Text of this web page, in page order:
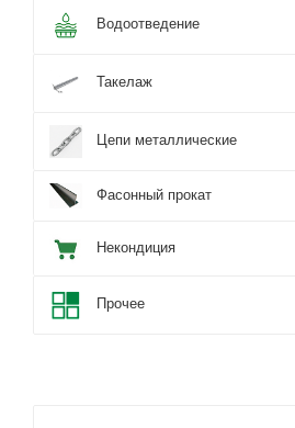
Водоотведение
Такелаж
Цепи металлические
Фасонный прокат
Некондиция
Прочее